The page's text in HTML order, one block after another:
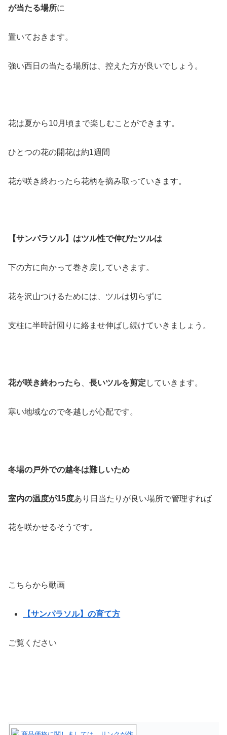
が当たる場所に
置いておきます。
強い西日の当たる場所は、控えた方が良いでしょう。
花は夏から10月頃まで楽しむことができます。
ひとつの花の開花は約1週間
花が咲き終わったら花柄を摘み取っていきます。
【サンパラソル】はツル性で伸びたツルは
下の方に向かって巻き戻していきます。
花を沢山つけるためには、ツルは切らずに
支柱に半時計回りに絡ませ伸ばし続けていきましょう。
花が咲き終わったら 長いツルを剪定 していきます。
寒い地域なので冬越しが心配です。
冬場の戸外での越冬は難しいため
室内の温度が15度あり日当たりが良い場所で管理すれば
花を咲かせるそうです。
こちらから動画
【サンパラソル】の育て方
ご覧ください